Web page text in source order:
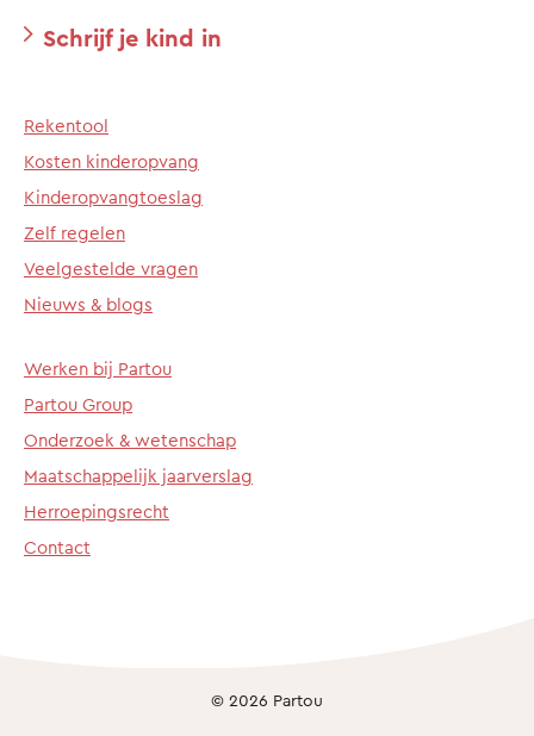
Schrijf je kind in
Rekentool
Kosten kinderopvang
Kinderopvangtoeslag
Zelf regelen
Veelgestelde vragen
Nieuws & blogs
Werken bij Partou
Partou Group
Onderzoek & wetenschap
Maatschappelijk jaarverslag
Herroepingsrecht
Contact
© 2026 Partou